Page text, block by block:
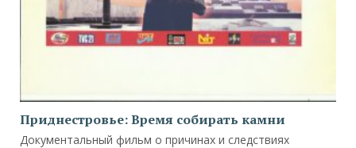
Приднестровье: Время собирать камни
Документальный фильм о причинах и следствиях